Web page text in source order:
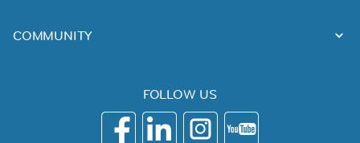
COMMUNITY
FOLLOW US